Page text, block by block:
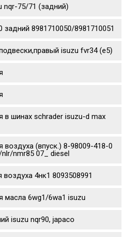
nqr-75/71 (задний)
задний 8981710050/8981710051
isuzu fvr34 (e5)
в шинах schrader isuzu-d max
воздуха (впуск.) 8-98009-418-0
nmr85 07_ diesel
4нк1 8093508991
масла 6wg1/6wa1 isuzu
isuzu nqr90, japaco